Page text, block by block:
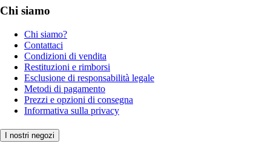
Chi siamo
Chi siamo?
Contattaci
Condizioni di vendita
Restituzioni e rimborsi
Esclusione di responsabilità legale
Metodi di pagamento
Prezzi e opzioni di consegna
Informativa sulla privacy
I nostri negozi